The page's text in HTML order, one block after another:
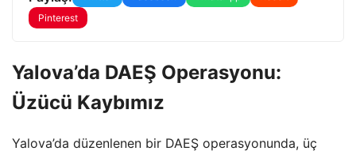
Pinterest
Yalova’da DAEŞ Operasyonu:
Üzücü Kaybımız
Yalova’da düzenlenen bir DAEŞ operasyonunda, üç